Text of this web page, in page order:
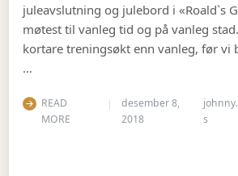
juleavslutning og julebord i «Roald`s
møtest til vanleg tid og på vanleg
kortare treningsøkt enn vanleg, før vi
…
READ
MORE
desember 8,
2018
s